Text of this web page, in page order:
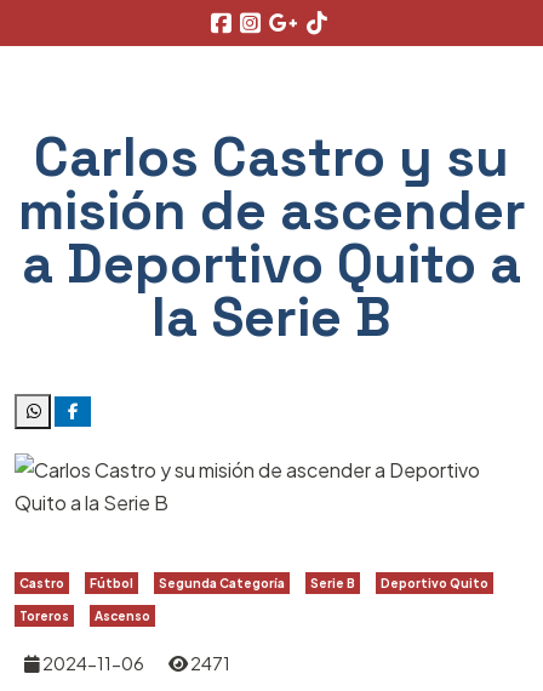
Carlos Castro y su
misión de ascender
a Deportivo Quito a
la Serie B
Castro Fútbol Segunda Categoría Serie B Deportivo Quito
Toreros Ascenso
2024-11-06 2471